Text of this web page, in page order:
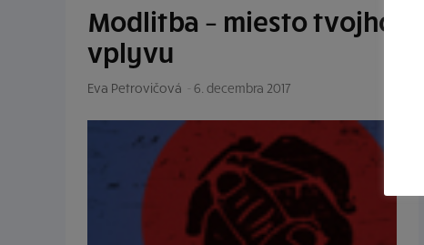
Modlitba – miesto tvojho
vplyvu
Eva Petrovičová - 6. decembra 2017